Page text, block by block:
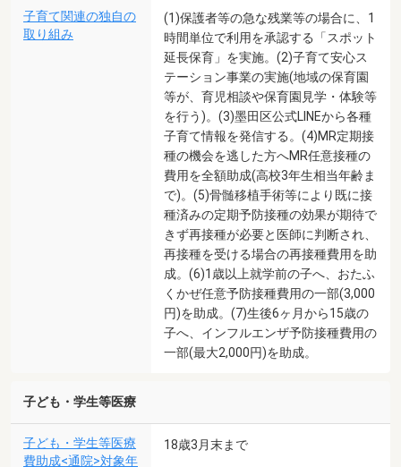
子育て関連の独自の
取り組み
(1)保護者等の急な残業等の場合に、1
時間単位で利用を承認する「スポット
延長保育」を実施。(2)子育て安心ス
テーション事業の実施(地域の保育園
等が、育児相談や保育園見学・体験等
を行う)。(3)墨田区公式LINEから各種
子育て情報を発信する。(4)MR定期接
種の機会を逃した方へMR任意接種の
費用を全額助成(高校3年生相当年齢ま
で)。(5)骨髄移植手術等により既に接
種済みの定期予防接種の効果が期待で
きず再接種が必要と医師に判断され、
再接種を受ける場合の再接種費用を助
成。(6)1歳以上就学前の子へ、おたふ
くかぜ任意予防接種費用の一部(3,000
円)を助成。(7)生後6ヶ月から15歳の
子へ、インフルエンザ予防接種費用の
一部(最大2,000円)を助成。
子ども・学生等医療
子ども・学生等医療
費助成<通院>対象年
18歳3月末まで